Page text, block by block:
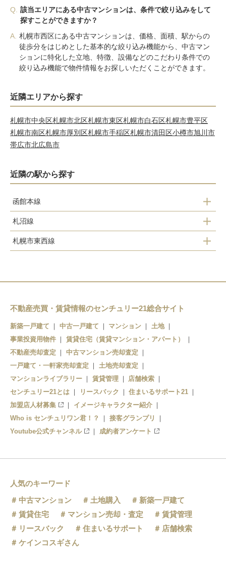
Q.
該当エリアにある中古マンションは、条件で絞り込みをして
探すことができますか？
A. 札幌市西区にある中古マンションは、価格、面積、駅からの
徒歩分をはじめとした基本的な絞り込み機能から、中古マン
ションに特化した立地、特徴、設備などのこだわり条件での
絞り込み機能で物件情報をお探しいただくことができます。
近隣エリアから探す
札幌市中央区札幌市北区札幌市東区札幌市白石区札幌市豊平区
札幌市南区札幌市厚別区札幌市手稲区札幌市清田区小樽市旭川市
帯広市北広島市
近隣の駅から探す
函館本線
発寒駅
発寒中央駅
札沼線
八軒駅
札幌市東西線
発寒南駅
琴似駅
二十四軒駅
不動産売買・賃貸情報のセンチュリー21総合サイト
新築一戸建て 中古一戸建て マンション
土地
事業投資用物件
賃貸住宅（賃貸マンション・アパート）
不動産売却査定
中古マンション売却査定
一戸建て・一軒家売却査定
土地売却査定
マンションライブラリー
賃貸管理
店舗検索
センチュリー21とは
リースバック
住まいるサポート21
加盟店人材募集
イメージキャラクター紹介
Who is センチュリワン君！？
接客グランプリ
Youtube公式チャンネル
成約者アンケート
人気のキーワード
中古マンション
土地購入
新築一戸建て
賃貸住宅
マンション売却・査定
賃貸管理
リースバック
住まいるサポート
店舗検索
ケインコスギさん